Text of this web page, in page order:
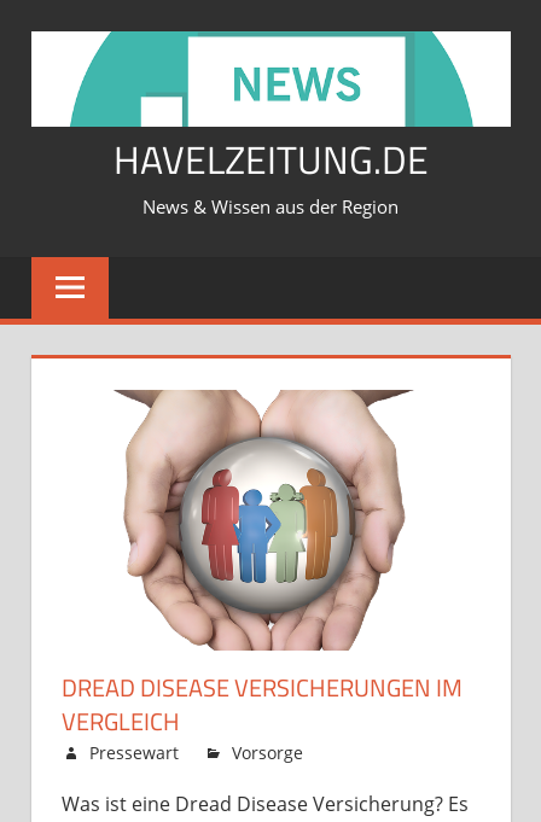
springen
HAVELZEITUNG.DE
News & Wissen aus der Region
DREAD DISEASE VERSICHERUNGEN IM
VERGLEICH
Januar 27, 2020
Pressewart Vorsorge
Dread
Was ist eine Dread Disease Versicherung? Es